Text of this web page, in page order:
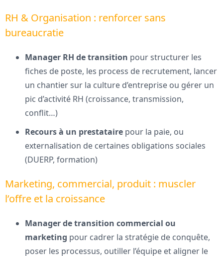
RH & Organisation : renforcer sans
bureaucratie
Manager RH de transition pour structurer les
fiches de poste, les process de recrutement, lancer
un chantier sur la culture d’entreprise ou gérer un
pic d’activité RH (croissance, transmission,
conflit…)
Recours à un prestataire pour la paie, ou
externalisation de certaines obligations sociales
(DUERP, formation)
Marketing, commercial, produit : muscler
l’offre et la croissance
Manager de transition commercial ou
marketing pour cadrer la stratégie de conquête,
poser les processus, outiller l’équipe et aligner le